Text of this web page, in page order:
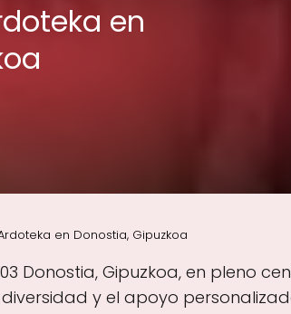
en
en Donostia, Gipuzkoa
Donostia, Gipuzkoa, en pleno
y el apoyo